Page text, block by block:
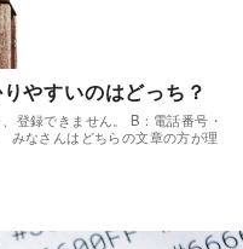
やすいのはどっち？
登録できません。 B：電話番号・
みなさんはどちらの文章の方が理